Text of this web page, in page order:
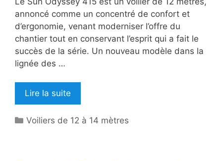
annoncé comme un concentré de confort et
d’ergonomie, venant moderniser l’offre du
chantier tout en conservant l’esprit qui a fait le
succès de la série. Un nouveau modèle dans la
lignée des …
Lire la suite
Catégories
Voiliers de 12 à 14 mètres